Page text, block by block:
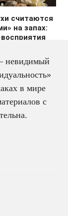
считаются
на запах:
невидимый
в мире
с